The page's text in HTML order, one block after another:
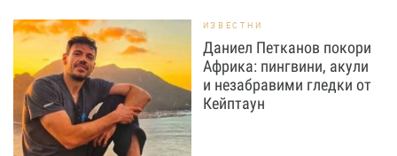
ИЗВЕСТНИ
Даниел Петканов покори
Африка: пингвини, акули
и незабравими гледки от
Кейптаун